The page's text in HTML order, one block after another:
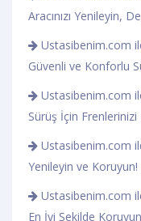
Aracınızı Yenileyin,
Ustasibenim.com
Güvenli ve Konforlu
Ustasibenim.com
Sürüş İçin Frenlerinizi
Ustasibenim.com
Yenileyin ve Koruyun!
Ustasibenim.com
En İyi Şekilde